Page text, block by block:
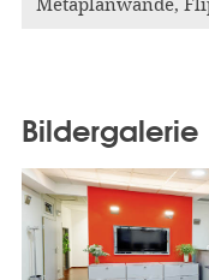
Metaplanwände,
Bildergalerie